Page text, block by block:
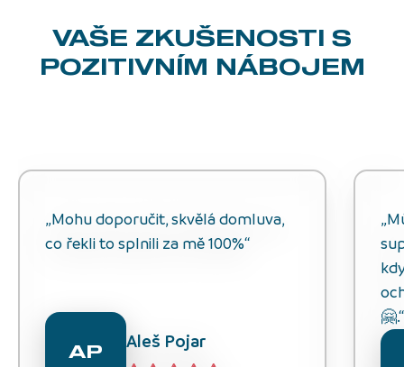
VAŠE ZKUŠENOSTI S
POZITIVNÍM NÁBOJEM
„Mohu doporučit, skvělá domluva,
co řekli to splnili za mě 100%“
AP Aleš Pojar